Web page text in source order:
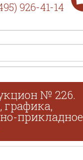
926-41-14
№ 226.
прикладное